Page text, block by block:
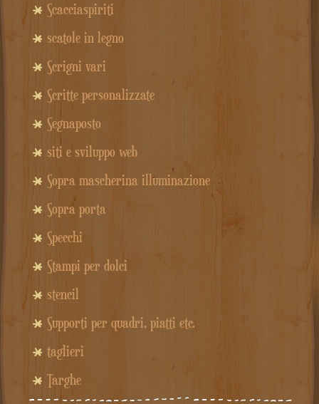
Scacciaspiriti
scatole in legno
Scrigni vari
Scritte personalizzate
Segnaposto
siti e sviluppo web
Sopra mascherina illuminazione
Sopra porta
Specchi
Stampi per dolci
stencil
Supporti per quadri, piatti etc.
taglieri
Targhe